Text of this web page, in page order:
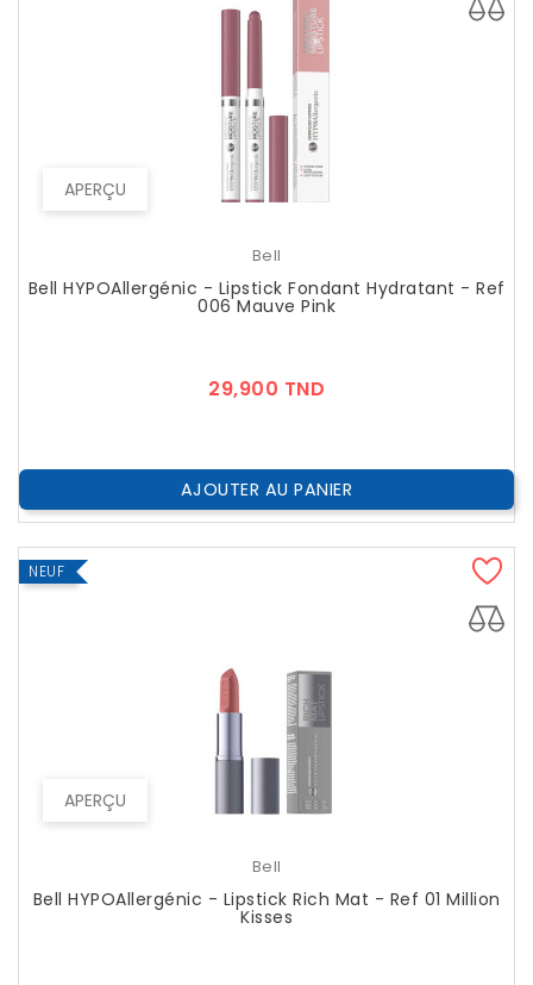
APERÇU
Bell
Bell HYPOAllergénic - Lipstick Fondant Hydratant - Ref
006 Mauve Pink
29,900 TND
AJOUTER AU PANIER
APERÇU
NEUF
Bell
Bell HYPOAllergénic - Lipstick Rich Mat - Ref 01 Million
Kisses